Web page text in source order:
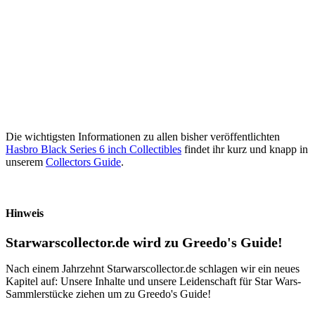
Die wichtigsten Informationen zu allen bisher veröffentlichten
Hasbro Black Series 6 inch Collectibles findet ihr kurz und knapp in
unserem Collectors Guide.
Hinweis
Starwarscollector.de wird zu Greedo's Guide!
Nach einem Jahrzehnt Starwarscollector.de schlagen wir ein neues
Kapitel auf: Unsere Inhalte und unsere Leidenschaft für Star Wars-
Sammlerstücke ziehen um zu Greedo's Guide!